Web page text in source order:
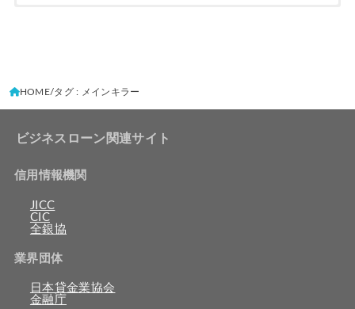
HOME タグ : メインキラー
ビジネスローン関連サイト
信用情報機関
JICC
CIC
全銀協
業界団体
日本貸金業協会
金融庁